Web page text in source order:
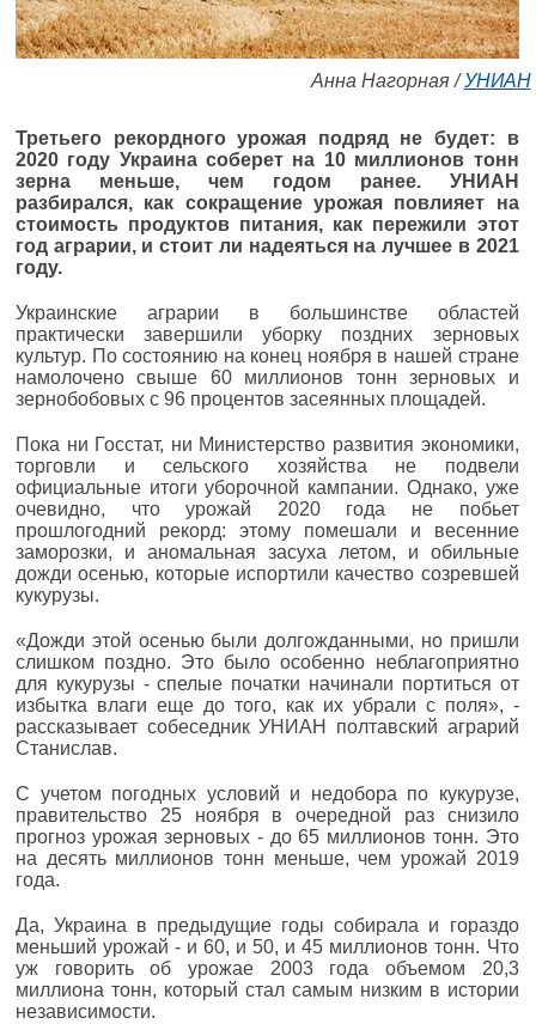
Анна Нагорная /УНИАН
Третьего рекордного урожая подряд не будет: в
2020 году Украина соберет на 10 миллионов тонн
зерна меньше, чем годом ранее. УНИАН
разбирался, как сокращение урожая повлияет на
стоимость продуктов питания, как пережили этот
год аграрии, и стоит ли надеяться на лучшее в 2021
году.
Украинские аграрии в большинстве областей
практически завершили уборку поздних зерновых
культур. По состоянию на конец ноября в нашей стране
намолочено свыше 60 миллионов тонн зерновых и
зернобобовых с 96 процентов засеянных площадей.
Пока ни Госстат, ни Министерство развития экономики,
торговли и сельского хозяйства не подвели
официальные итоги уборочной кампании. Однако, уже
очевидно, что урожай 2020 года не побьет
прошлогодний рекорд: этому помешали и весенние
заморозки, и аномальная засуха летом, и обильные
дожди осенью, которые испортили качество созревшей
кукурузы.
«Дожди этой осенью были долгожданными, но пришли
слишком поздно. Это было особенно неблагоприятно
для кукурузы - спелые початки начинали портиться от
избытка влаги еще до того, как их убрали с поля», -
рассказывает собеседник УНИАН полтавский аграрий
Станислав.
С учетом погодных условий и недобора по кукурузе,
правительство 25 ноября в очередной раз снизило
прогноз урожая зерновых - до 65 миллионов тонн. Это
на десять миллионов тонн меньше, чем урожай 2019
года.
Да, Украина в предыдущие годы собирала и гораздо
меньший урожай - и 60, и 50, и 45 миллионов тонн. Что
уж говорить об урожае 2003 года объемом 20,3
миллиона тонн, который стал самым низким в истории
независимости.